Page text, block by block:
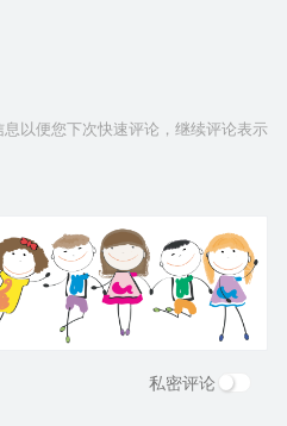
以便您下次快速评论，继续评论表示
私密评论